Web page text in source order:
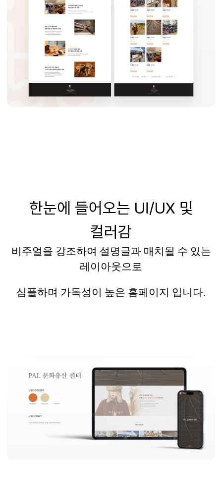
한눈에 들어오는 UI/UX 및
컬러감
비주얼을 강조하여 설명글과 매치될 수 있는
레이아웃으로
심플하며 가독성이 높은 홈페이지 입니다.